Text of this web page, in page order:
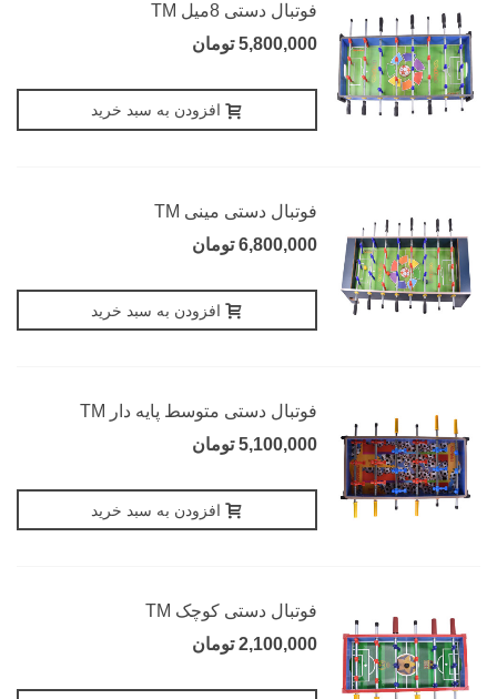
فوتبال دستی 8میل TM
5,800,000 تومان
افزودن به سبد خرید
فوتبال دستی مینی TM
6,800,000 تومان
افزودن به سبد خرید
فوتبال دستی متوسط پایه دار TM
5,100,000 تومان
افزودن به سبد خرید
فوتبال دستی کوچک TM
2,100,000 تومان